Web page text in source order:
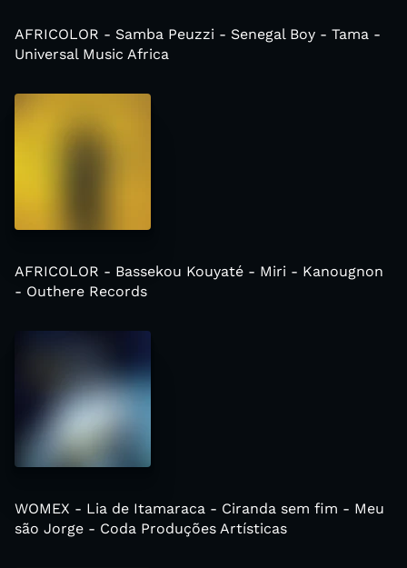
AFRICOLOR - Samba Peuzzi - Senegal Boy - Tama -
Universal Music Africa
AFRICOLOR - Bassekou Kouyaté - Miri - Kanougnon
- Outhere Records
WOMEX - Lia de Itamaraca - Ciranda sem fim - Meu
são Jorge - Coda Produções Artísticas